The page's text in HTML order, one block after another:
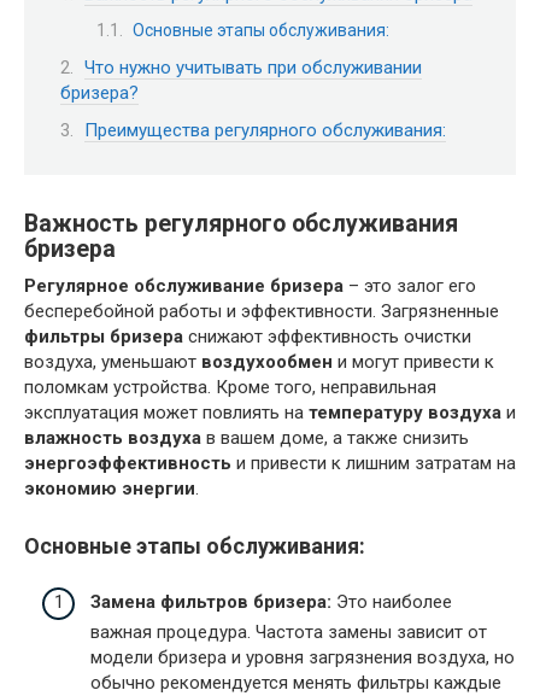
Основные этапы обслуживания:
Что нужно учитывать при обслуживании
бризера?
Преимущества регулярного обслуживания:
Важность регулярного обслуживания
бризера
Регулярное обслуживание бризера – это залог его
бесперебойной работы и эффективности. Загрязненные
фильтры бризера снижают эффективность очистки
воздуха, уменьшают воздухообмен и могут привести к
поломкам устройства. Кроме того, неправильная
эксплуатация может повлиять на температуру воздуха и
влажность воздуха в вашем доме, а также снизить
энергоэффективность и привести к лишним затратам на
экономию энергии.
Основные этапы обслуживания:
Замена фильтров бризера: Это наиболее
важная процедура. Частота замены зависит от
модели бризера и уровня загрязнения воздуха, но
обычно рекомендуется менять фильтры каждые